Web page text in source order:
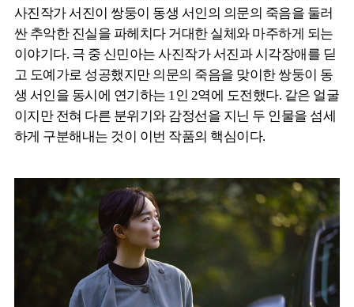
사진작가 서진이 쌍둥이 동생 서인의 의문의 죽음을 둘러
싼 추악한 진실을 파헤치다 거대한 실체와 마주하게 되는
이야기다. 극 중 신민아는 사진작가 서진과 시각장애를 딛
고 도예가로 성공했지만 의문의 죽음을 맞이한 쌍둥이 동
생 서인을 동시에 연기하는 1인 2역에 도전했다. 같은 얼굴
이지만 전혀 다른 분위기와 감정선을 지닌 두 인물을 섬세
하게 구분해내는 것이 이번 작품의 핵심이다.